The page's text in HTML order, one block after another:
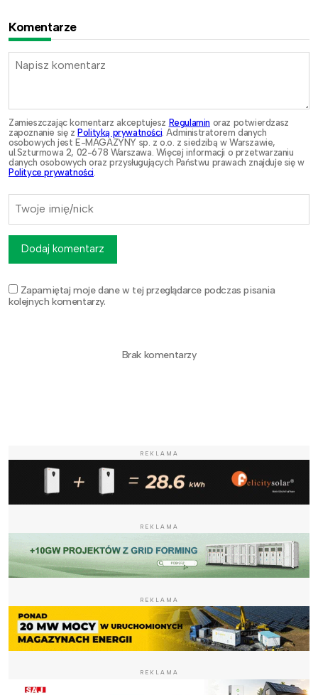
Komentarze
Zamieszczając komentarz akceptujesz Regulamin oraz potwierdzasz
zapoznanie się z Polityką prywatności. Administratorem danych
osobowych jest E-MAGAZYNY sp. z o.o. z siedzibą w Warszawie,
ul.Szturmowa 2, 02-678 Warszawa. Więcej informacji o przetwarzaniu
danych osobowych oraz przysługujących Państwu prawach znajduje się w
Polityce prywatności.
Zapamiętaj moje dane w tej przeglądarce podczas pisania
kolejnych komentarzy.
Dodaj komentarz
Brak komentarzy
REKLAMA
REKLAMA
REKLAMA
REKLAMA